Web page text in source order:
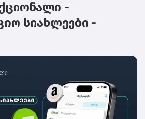
-
სიახლეები -